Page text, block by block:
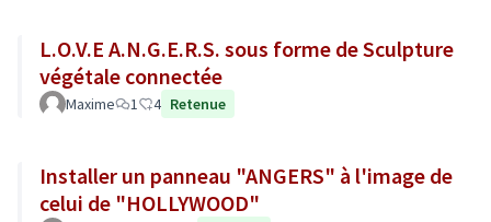
L.O.V.E A.N.G.E.R.S. sous forme de Sculpture
végétale connectée
Maxime 1 4 Retenue
Installer un panneau "ANGERS" à l'image de
celui de "HOLLYWOOD"